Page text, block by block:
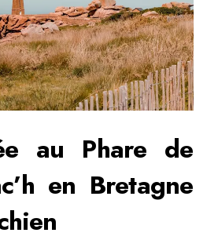
au Phare de
en Bretagne